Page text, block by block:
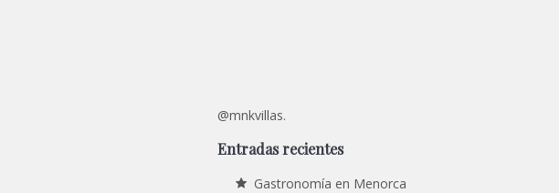
@mnkvillas.
Entradas recientes
Gastronomía en Menorca